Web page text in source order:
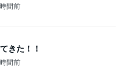
間前
きた！！
間前